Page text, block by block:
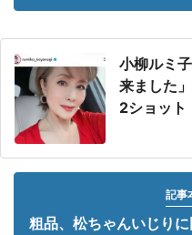
小柳ルミ
来ました
2ショット
記事
粗品、松ちゃんいじり